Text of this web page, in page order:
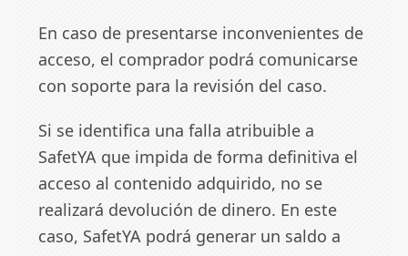
En caso de presentarse inconvenientes de
acceso, el comprador podrá comunicarse
con soporte para la revisión del caso.
Si se identifica una falla atribuible a
SafetYA que impida de forma definitiva el
acceso al contenido adquirido, no se
realizará devolución de dinero. En este
caso, SafetYA podrá generar un saldo a